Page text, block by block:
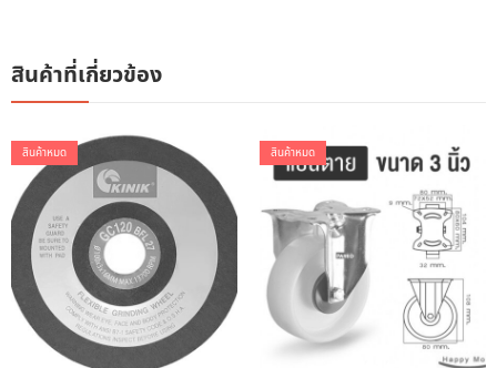
สินค้าที่เกี่ยวข้อง
สินค้าหมด สินค้าหมด